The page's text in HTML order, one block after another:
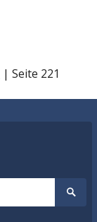
| Seite 221
Suche